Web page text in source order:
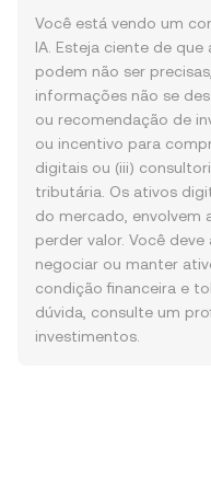
Você está vendo um
IA. Esteja ciente de
podem não ser
informações não se
ou recomendação de
ou incentivo para
digitais ou (iii)
tributária. Os ativos
do mercado, envolvem
perder valor. Você
negociar ou manter
condição financeira e
dúvida, consulte um
investimentos.